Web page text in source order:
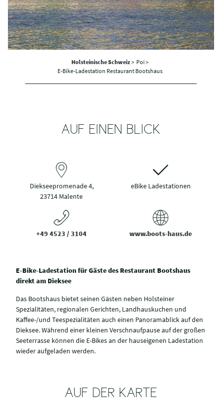
Holsteinische Schweiz> Poi >
E-Bike-Ladestation Restaurant Bootshaus
AUF EINEN BLICK
Diekseepromenade 4,
23714 Malente
eBike Ladestationen
+49 4523 / 3104 www.boots-haus.de
E-Bike-Ladestation für Gäste des Restaurant Bootshaus
direkt am Dieksee
Das Bootshaus bietet seinen Gästen neben Holsteiner
Spezialitäten, regionalen Gerichten, Landhauskuchen und
Kaffee-/und Teespezialitäten auch einen Panoramablick auf den
Dieksee. Während einer kleinen Verschnaufpause auf der großen
Seeterrasse können die E-Bikes an der hauseigenen Ladestation
wieder aufgeladen werden.
AUF DER KARTE